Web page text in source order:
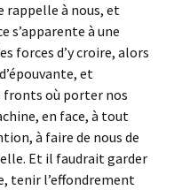
rappelle à nous, et
s’apparente à une
forces d’y croire, alors
et
fronts où porter nos
en face, à tout
à faire de nous de
Et il faudrait garder
tenir l’effondrement